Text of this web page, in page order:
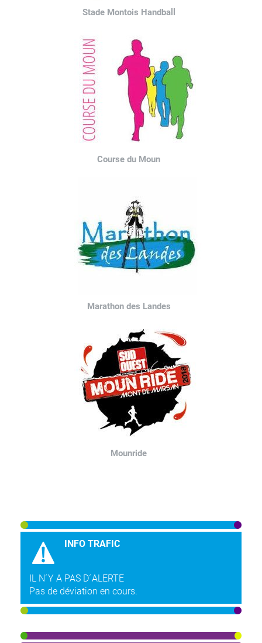
Stade Montois Handball
Course du Moun
Marathon des Landes
Mounride
INFO TRAFIC
IL N´Y A PAS D´ALERTE
Pas de déviation en cours.